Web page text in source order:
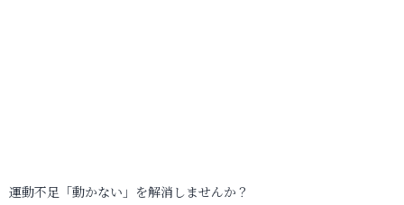
運動不足「動かない」を解消しませんか？